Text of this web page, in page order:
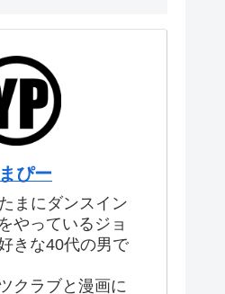
ぴー
まにダンスイン
やっているジョ
きな40代の男で
クラブと漫画に